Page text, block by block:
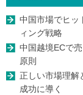
中国市場でヒッ
ィング戦略
中国越境ECで
原則
正しい市場理解
成功に導く